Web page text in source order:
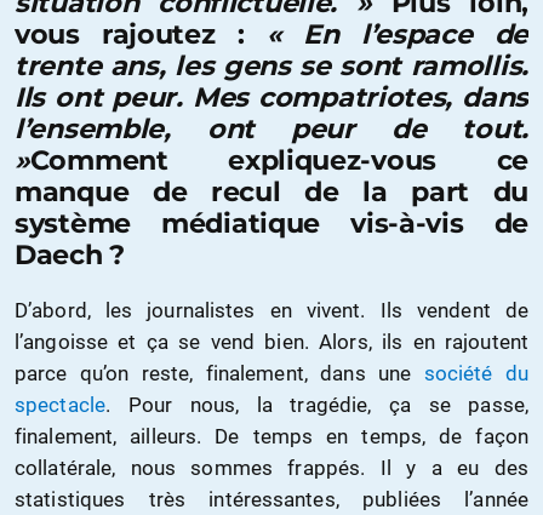
vous rajoutez : « En l’espace de
trente ans, les gens se sont ramollis.
Ils ont peur. Mes compatriotes, dans
l’ensemble, ont peur de tout.
»Comment expliquez-vous ce
manque de recul de la part du
système médiatique vis-à-vis de
Daech ?
D’abord, les journalistes en vivent. Ils vendent de
l’angoisse et ça se vend bien. Alors, ils en rajoutent
parce qu’on reste, finalement, dans une société du
spectacle. Pour nous, la tragédie, ça se passe,
finalement, ailleurs. De temps en temps, de façon
collatérale, nous sommes frappés. Il y a eu des
statistiques très intéressantes, publiées l’année